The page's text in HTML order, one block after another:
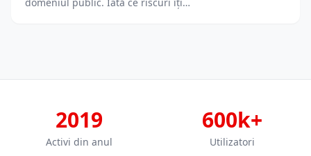
domeniul public. Iată ce riscuri îți…
2019
Activi din anul
600k+
Utilizatori